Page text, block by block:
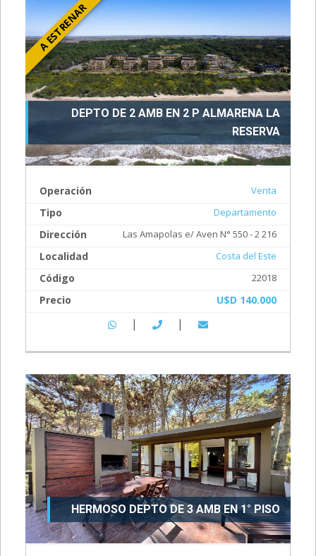
A ESTRENAR
DEPTO DE 2 AMB EN 2 P ALMARENA LA
RESERVA
Operación Venta
Tipo Departamento
Dirección Las Amapolas e/ Aven N° 550 - 2 216
Localidad Costa del Este
Código 22018
Precio U$D 140.000
| |
HERMOSO DEPTO DE 3 AMB EN 1° PISO